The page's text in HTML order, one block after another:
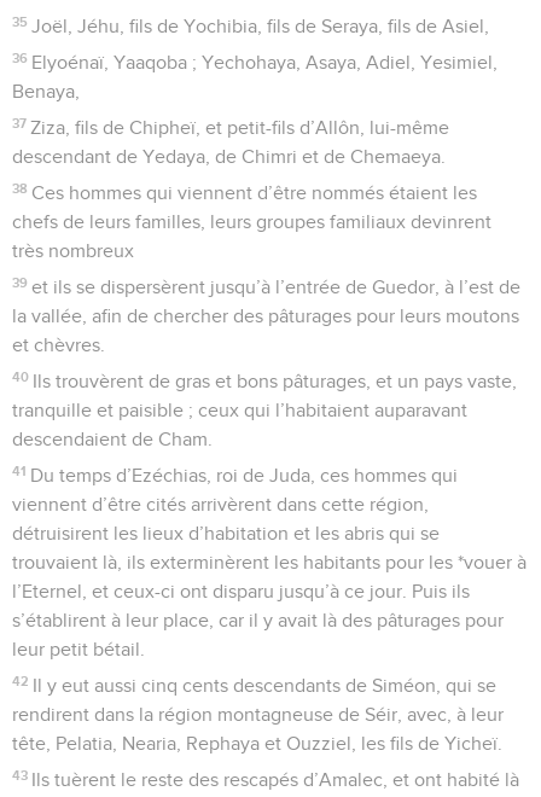
35 Joël, Jéhu, fils de Yochibia, fils de Seraya, fils de Asiel,
36 Elyoénaï, Yaaqoba ; Yechohaya, Asaya, Adiel, Yesimiel,
Benaya,
37 Ziza, fils de Chipheï, et petit-fils d’Allôn, lui-même
descendant de Yedaya, de Chimri et de Chemaeya.
38 Ces hommes qui viennent d’être nommés étaient les
chefs de leurs familles, leurs groupes familiaux devinrent
très nombreux
39 et ils se dispersèrent jusqu’à l’entrée de Guedor, à l’est de
la vallée, afin de chercher des pâturages pour leurs moutons
et chèvres.
40 Ils trouvèrent de gras et bons pâturages, et un pays vaste,
tranquille et paisible ; ceux qui l’habitaient auparavant
descendaient de Cham.
41 Du temps d’Ezéchias, roi de Juda, ces hommes qui
viennent d’être cités arrivèrent dans cette région,
détruisirent les lieux d’habitation et les abris qui se
trouvaient là, ils exterminèrent les habitants pour les *vouer à
l’Eternel, et ceux-ci ont disparu jusqu’à ce jour. Puis ils
s’établirent à leur place, car il y avait là des pâturages pour
leur petit bétail.
42 Il y eut aussi cinq cents descendants de Siméon, qui se
rendirent dans la région montagneuse de Séir, avec, à leur
tête, Pelatia, Nearia, Rephaya et Ouzziel, les fils de Yicheï.
43 Ils tuèrent le reste des rescapés d’Amalec, et ont habité là